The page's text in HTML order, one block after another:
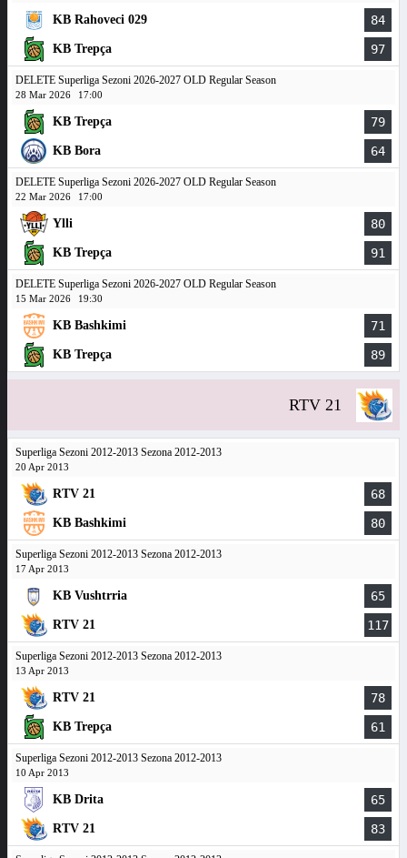
KB Rahoveci 029 84
KB Trepça 97
DELETE Superliga Sezoni 2026-2027 OLD Regular Season
28 Mar 2026 17:00
KB Trepça 79
KB Bora 64
DELETE Superliga Sezoni 2026-2027 OLD Regular Season
22 Mar 2026 17:00
Ylli 80
KB Trepça 91
DELETE Superliga Sezoni 2026-2027 OLD Regular Season
15 Mar 2026 19:30
KB Bashkimi 71
KB Trepça 89
RTV 21
Superliga Sezoni 2012-2013 Sezona 2012-2013
20 Apr 2013
RTV 21 68
KB Bashkimi 80
Superliga Sezoni 2012-2013 Sezona 2012-2013
17 Apr 2013
KB Vushtrria 65
RTV 21 117
Superliga Sezoni 2012-2013 Sezona 2012-2013
13 Apr 2013
RTV 21 78
KB Trepça 61
Superliga Sezoni 2012-2013 Sezona 2012-2013
10 Apr 2013
KB Drita 65
RTV 21 83